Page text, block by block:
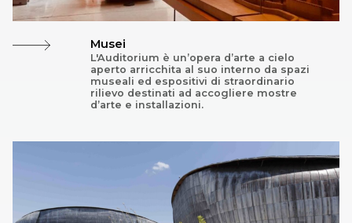
Musei
L'Auditorium è un’opera d’arte a cielo
aperto arricchita al suo interno da spazi
museali ed espositivi di straordinario
rilievo destinati ad accogliere mostre
d’arte e installazioni.